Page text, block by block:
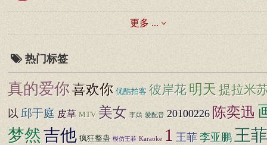
更多 ...
热门标签
真的爱你喜欢你 优酷拍客 彼岸花 明天 提拉米
以 邱于庭 皮草 MTV 美女 李嫣 爱配音 20100226 陈奕迅
梦然吉他 疯狂整蛊 模仿王菲 Karaoke 1 王菲 李亚鹏 王